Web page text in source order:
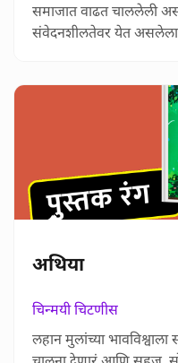
समाजात वाढत चाललेली
संवेदनशीलतेवर येत असलेला
करणारं आहे. नीना
‘जाऊ दे मला काय त्याचं’,
अथिया
चिन्मयी चिटणीस
लहान मुलांच्या